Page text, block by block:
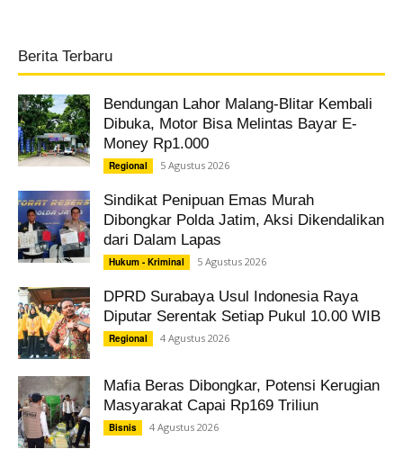
Berita Terbaru
Bendungan Lahor Malang-Blitar Kembali
Dibuka, Motor Bisa Melintas Bayar E-
Money Rp1.000
Regional 5 Agustus 2026
Sindikat Penipuan Emas Murah
Dibongkar Polda Jatim, Aksi Dikendalikan
dari Dalam Lapas
Hukum - Kriminal 5 Agustus 2026
DPRD Surabaya Usul Indonesia Raya
Diputar Serentak Setiap Pukul 10.00 WIB
Regional 4 Agustus 2026
Mafia Beras Dibongkar, Potensi Kerugian
Masyarakat Capai Rp169 Triliun
Bisnis 4 Agustus 2026